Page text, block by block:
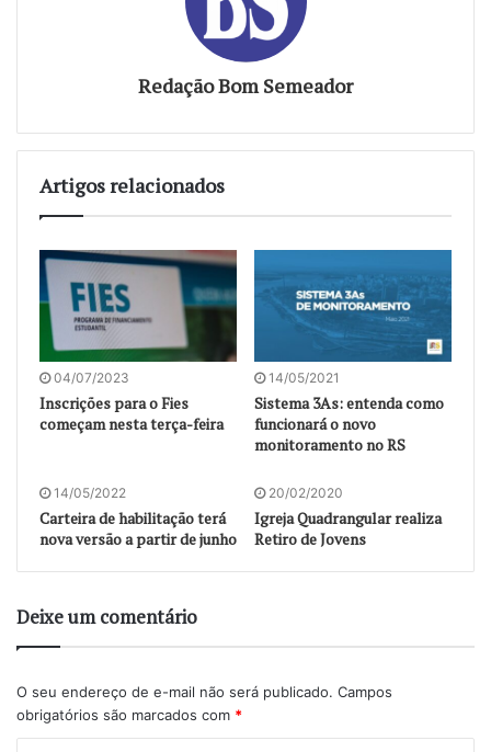
Redação Bom Semeador
Artigos relacionados
04/07/2023
Inscrições para o Fies
começam nesta terça-feira
14/05/2021
Sistema 3As: entenda como
funcionará o novo
monitoramento no RS
14/05/2022
Carteira de habilitação terá
nova versão a partir de junho
20/02/2020
Igreja Quadrangular realiza
Retiro de Jovens
Deixe um comentário
O seu endereço de e-mail não será publicado. Campos
obrigatórios são marcados com *